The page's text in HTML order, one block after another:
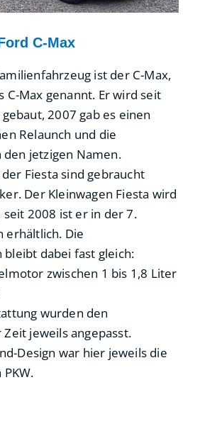
C-Max
ist der C-Max,
C-Max genannt. Er wird seit
2007 gab es einen
Relaunch und die
jetzigen Namen.
Fiesta sind gebraucht
Der Kleinwagen Fiesta wird
2008 ist er in der 7.
erhältlich. Die
dabei fast gleich:
zwischen 1 bis 1,8 Liter
wurden den
jeweils angepasst.
Design war hier jeweils die